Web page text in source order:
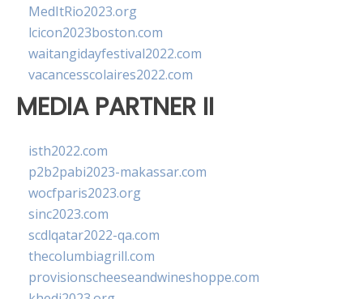
MedItRio2023.org
lcicon2023boston.com
waitangidayfestival2022.com
vacancesscolaires2022.com
MEDIA PARTNER II
isth2022.com
p2b2pabi2023-makassar.com
wocfparis2023.org
sinc2023.com
scdlqatar2022-qa.com
thecolumbiagrill.com
provisionscheeseandwineshoppe.com